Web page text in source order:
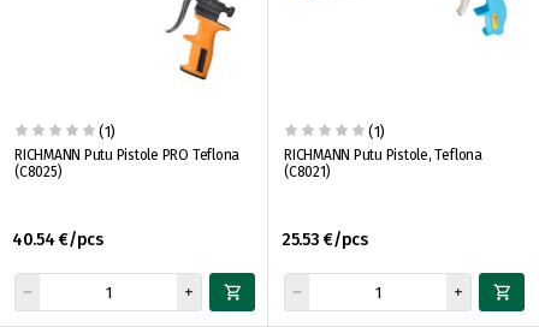
(1)
RICHMANN Putu Pistole PRO Teflona
(C8025)
40.54 €/pcs
(1)
RICHMANN Putu Pistole, Teflona
(C8021)
25.53 €/pcs